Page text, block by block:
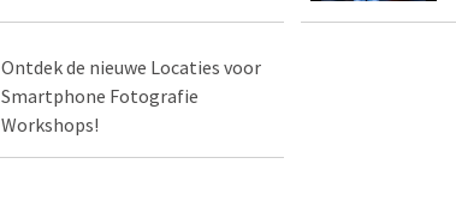
Ontdek de nieuwe Locaties voor
Smartphone Fotografie
Workshops!